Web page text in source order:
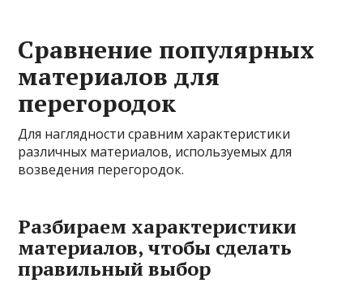
Сравнение популярных
материалов для
перегородок
Для наглядности сравним характеристики
различных материалов, используемых для
возведения перегородок.
Разбираем характеристики
материалов, чтобы сделать
правильный выбор